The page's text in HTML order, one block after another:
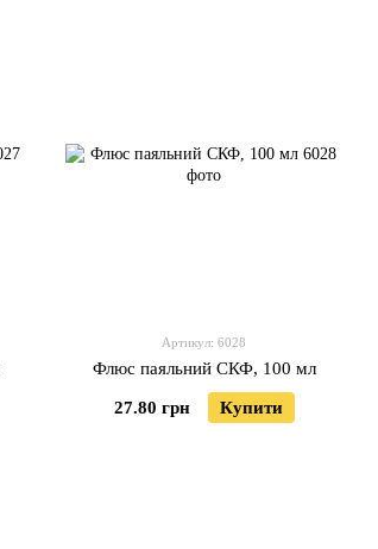
Артикул: 6028
Флюс паяльний СКФ, 100 мл
27.80 грн Купити